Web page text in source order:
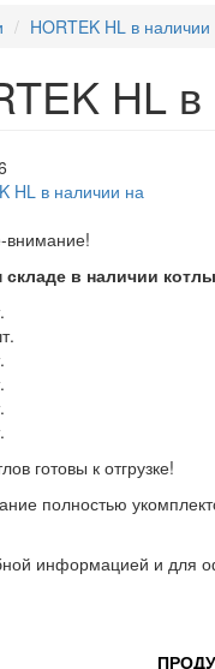
HORTEK HL в наличии
HL
внимание!
в наличии
готовы к отгрузке!
полностью
информацией и для